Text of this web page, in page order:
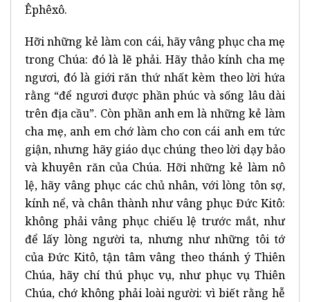
Êphêxô.
Hỡi những kẻ làm con cái, hãy vâng phục cha mẹ
trong Chúa: đó là lẽ phải. Hãy thảo kính cha mẹ
ngươi, đó là giới răn thứ nhất kèm theo lời hứa
rằng “để ngươi được phần phúc và sống lâu dài
trên địa cầu”. Còn phần anh em là những kẻ làm
cha mẹ, anh em chớ làm cho con cái anh em tức
giận, nhưng hãy giáo dục chúng theo lời dạy bảo
và khuyên răn của Chúa. Hỡi những kẻ làm nô
lệ, hãy vâng phục các chủ nhân, với lòng tôn sợ,
kính nể, và chân thành như vâng phục Đức Kitô:
không phải vâng phục chiếu lệ trước mắt, như
để lấy lòng người ta, nhưng như những tôi tớ
của Đức Kitô, tận tâm vâng theo thánh ý Thiên
Chúa, hãy chí thú phục vụ, như phục vụ Thiên
Chúa, chớ không phải loài người: vì biết rằng hễ